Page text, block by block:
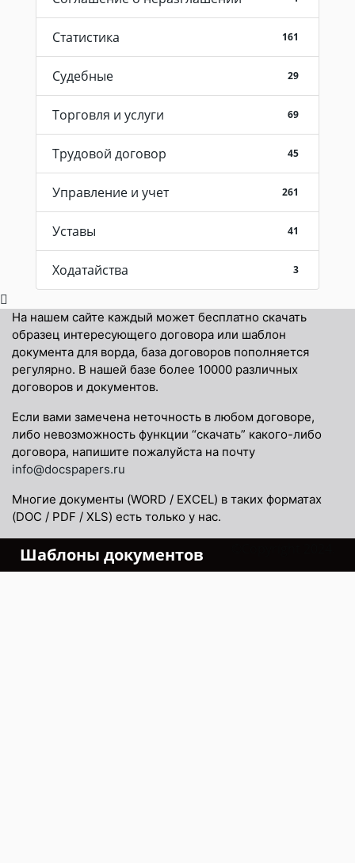
Статистика 161
Судебные 29
Торговля и услуги 69
Трудовой договор 45
Управление и учет 261
Уставы 41
Ходатайства 3
На нашем сайте каждый может бесплатно скачать
образец интересующего договора или шаблон
документа для ворда, база договоров пополняется
регулярно. В нашей базе более 10000 различных
договоров и документов.
Если вами замечена неточность в любом договоре,
либо невозможность функции “скачать” какого-либо
договора, напишите пожалуйста на почту
info@docspapers.ru
Многие документы (WORD / EXCEL) в таких форматах
(DOC / PDF / XLS) есть только у нас.
Шаблоны документов